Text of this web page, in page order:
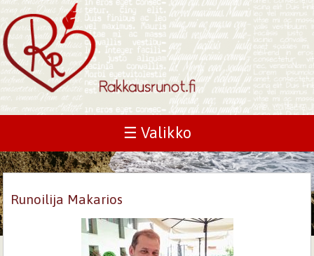
☰ Valikko
Runoilija Makarios